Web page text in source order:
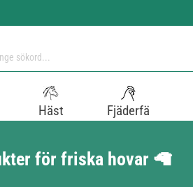
Häst Fjäderfä
för friska hovar 🦙